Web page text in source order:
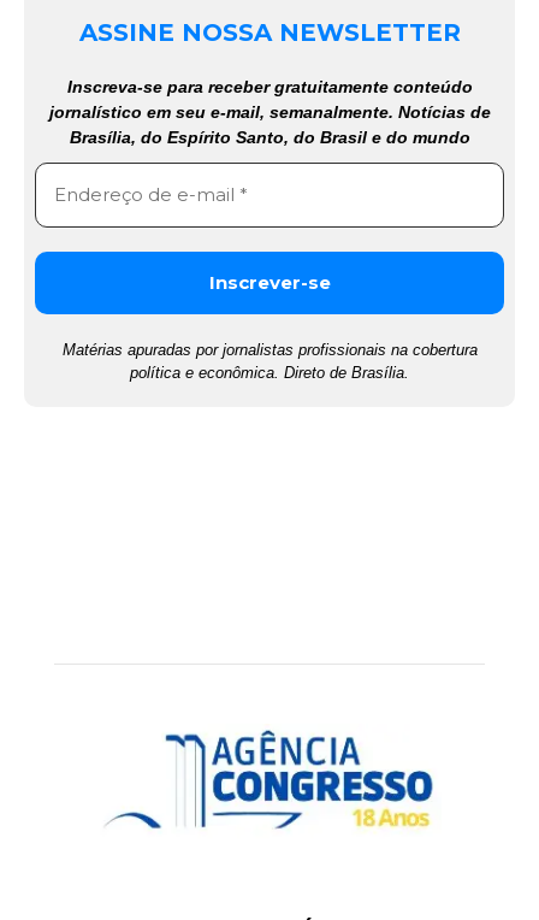
ASSINE NOSSA NEWSLETTER
Inscreva-se para receber gratuitamente conteúdo
jornalístico em seu e-mail, semanalmente. Notícias de
Brasília, do Espírito Santo, do Brasil e do mundo
Matérias apuradas por jornalistas profissionais na cobertura
política e econômica. Direto de Brasília.